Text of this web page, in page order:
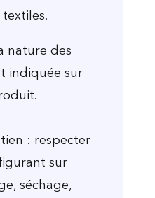
textiles.
nature des
indiquée sur
: respecter
sur
séchage,